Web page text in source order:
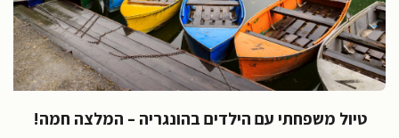
טיול משפחתי עם הילדים בהונגריה – המלצה חמה!